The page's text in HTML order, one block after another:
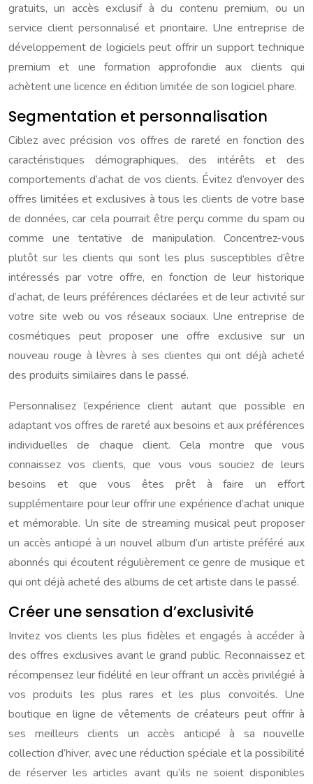
gratuits, un accès exclusif à du contenu premium, ou un
service client personnalisé et prioritaire. Une entreprise de
développement de logiciels peut offrir un support technique
premium et une formation approfondie aux clients qui
achètent une licence en édition limitée de son logiciel phare.
Segmentation et personnalisation
Ciblez avec précision vos offres de rareté en fonction des
caractéristiques démographiques, des intérêts et des
comportements d’achat de vos clients. Évitez d’envoyer des
offres limitées et exclusives à tous les clients de votre base
de données, car cela pourrait être perçu comme du spam ou
comme une tentative de manipulation. Concentrez-vous
plutôt sur les clients qui sont les plus susceptibles d’être
intéressés par votre offre, en fonction de leur historique
d’achat, de leurs préférences déclarées et de leur activité sur
votre site web ou vos réseaux sociaux. Une entreprise de
cosmétiques peut proposer une offre exclusive sur un
nouveau rouge à lèvres à ses clientes qui ont déjà acheté
des produits similaires dans le passé.
Personnalisez l’expérience client autant que possible en
adaptant vos offres de rareté aux besoins et aux préférences
individuelles de chaque client. Cela montre que vous
connaissez vos clients, que vous vous souciez de leurs
besoins et que vous êtes prêt à faire un effort
supplémentaire pour leur offrir une expérience d’achat unique
et mémorable. Un site de streaming musical peut proposer
un accès anticipé à un nouvel album d’un artiste préféré aux
abonnés qui écoutent régulièrement ce genre de musique et
qui ont déjà acheté des albums de cet artiste dans le passé.
Créer une sensation d’exclusivité
Invitez vos clients les plus fidèles et engagés à accéder à
des offres exclusives avant le grand public. Reconnaissez et
récompensez leur fidélité en leur offrant un accès privilégié à
vos produits les plus rares et les plus convoités. Une
boutique en ligne de vêtements de créateurs peut offrir à
ses meilleurs clients un accès anticipé à sa nouvelle
collection d’hiver, avec une réduction spéciale et la possibilité
de réserver les articles avant qu’ils ne soient disponibles